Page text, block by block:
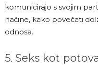
komunicirajo s svojim
načine, kako povečati
odnosa.
5. Seks kot